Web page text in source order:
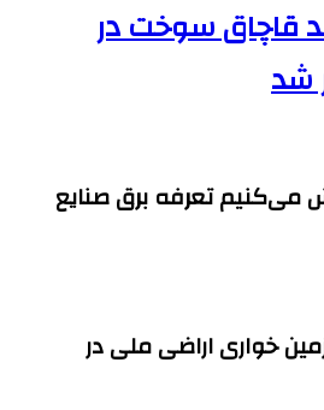
قاچاق سوخت در
شد
می‌کنیم تعرفه برق صنایع
زمین خواری اراضی ملی در